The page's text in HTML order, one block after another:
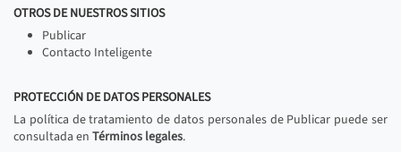
OTROS DE NUESTROS SITIOS
Publicar
Contacto Inteligente
PROTECCIÓN DE DATOS PERSONALES
La política de tratamiento de datos personales de Publicar puede ser
consultada en Términos legales.